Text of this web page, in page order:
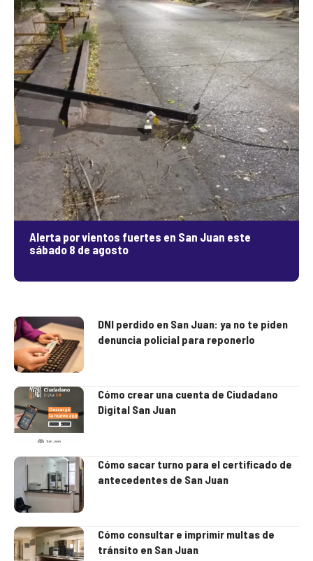
Alerta por vientos fuertes en San Juan este
sábado 8 de agosto
DNI perdido en San Juan: ya no te piden
denuncia policial para reponerlo
Cómo crear una cuenta de Ciudadano
Digital San Juan
Cómo sacar turno para el certificado de
antecedentes de San Juan
Cómo consultar e imprimir multas de
tránsito en San Juan